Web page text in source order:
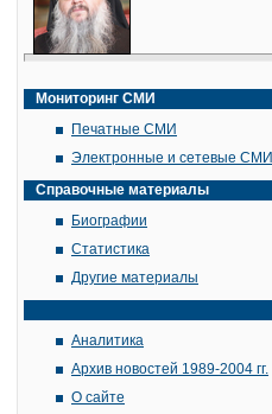
Мониторинг СМИ
Печатные СМИ
Электронные и сетевые СМИ
Справочные материалы
Биографии
Статистика
Другие материалы
Аналитика
Архив новостей 1989-2004 гг.
О сайте